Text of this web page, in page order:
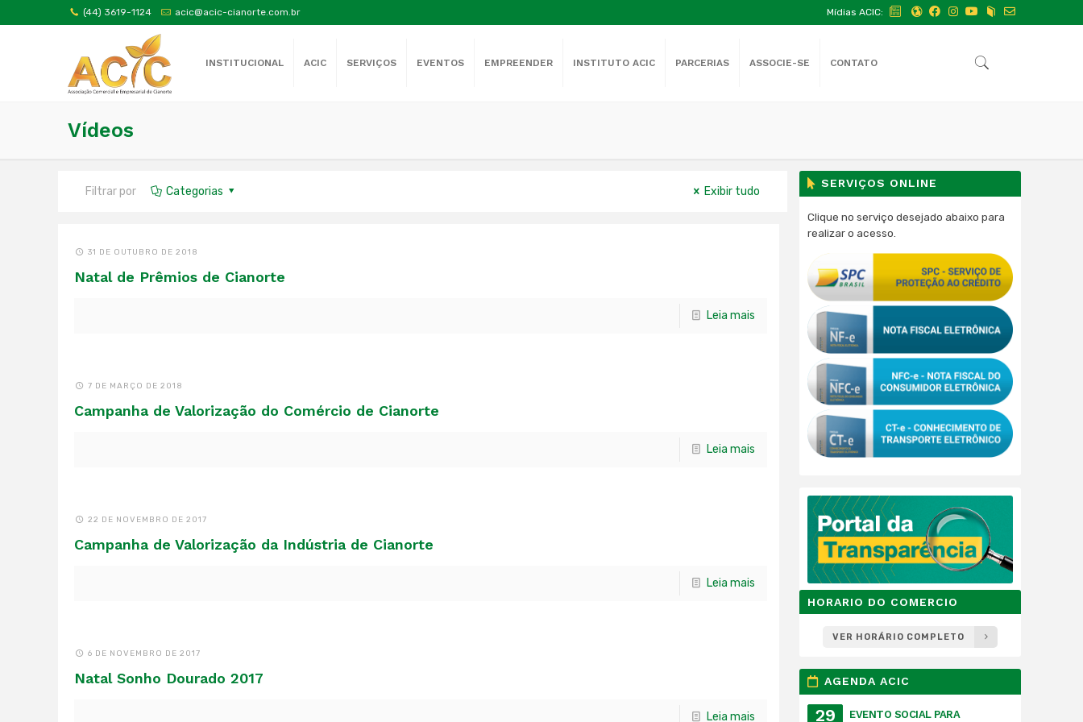
(44) 3619-1124 acic@acic-cianorte.com.br Mídias ACIC:
INSTITUCIONAL ACIC SERVIÇOS EVENTOS EMPREENDER INSTITUTO ACIC PARCERIAS ASSOCIE-SE CONTATO
Vídeos
Filtrar por Categorias Exibir tudo
31 DE OUTUBRO DE 2018
Natal de Prêmios de Cianorte
Leia mais
7 DE MARÇO DE 2018
Campanha de Valorização do Comércio de Cianorte
Leia mais
22 DE NOVEMBRO DE 2017
Campanha de Valorização da Indústria de Cianorte
Leia mais
6 DE NOVEMBRO DE 2017
Natal Sonho Dourado 2017
Leia mais
SERVIÇOS ONLINE
Clique no serviço desejado abaixo para
realizar o acesso.
HORARIO DO COMERCIO
VER HORÁRIO COMPLETO
AGENDA ACIC
29
EVENTO SOCIAL PARA